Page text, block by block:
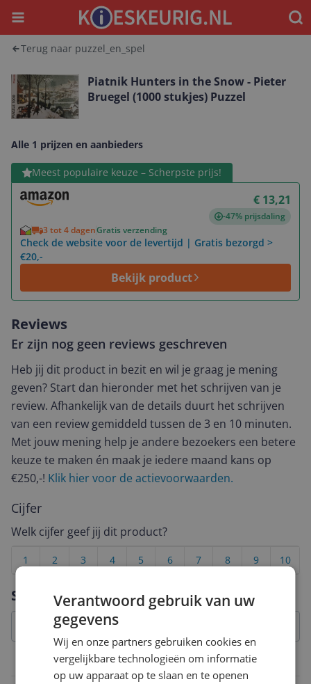
Menu
Terug naar puzzel_en_spel
Piatnik Hunters in the Snow - Pieter
Bruegel (1000 stukjes) Puzzel
Alle 1 prijzen en aanbieders
Meest populaire keuze – Scherpste prijs!
€ 13,21
-47% prijsdaling
3 tot 4 dagenGratis verzending
Check de website voor de levertijd | Gratis bezorgd >
€20,-
Bekijk product
Bekijk product
Specificaties
Belangrijkste kenmerken
Reviews
Er zijn nog geen reviews geschreven
Heb jij dit product in bezit en wil je graag je mening
geven? Start dan hieronder met het schrijven van je
review. Afhankelijk van de details duurt het schrijven
van een review gemiddeld tussen de 3 en 10 minuten.
Met jouw mening help je andere bezoekers een betere
keuze te maken én maak je iedere maand kans op
€250,-! Klik hier voor de actievoorwaarden.
Cijfer
Welk cijfer geef jij dit product?
10
9
8
7
6
5
4
3
2
1
Verantwoord gebruik van uw
gegevens
Wij en onze partners gebruiken cookies en
vergelijkbare technologieën om informatie
op uw apparaat op te slaan en te openen